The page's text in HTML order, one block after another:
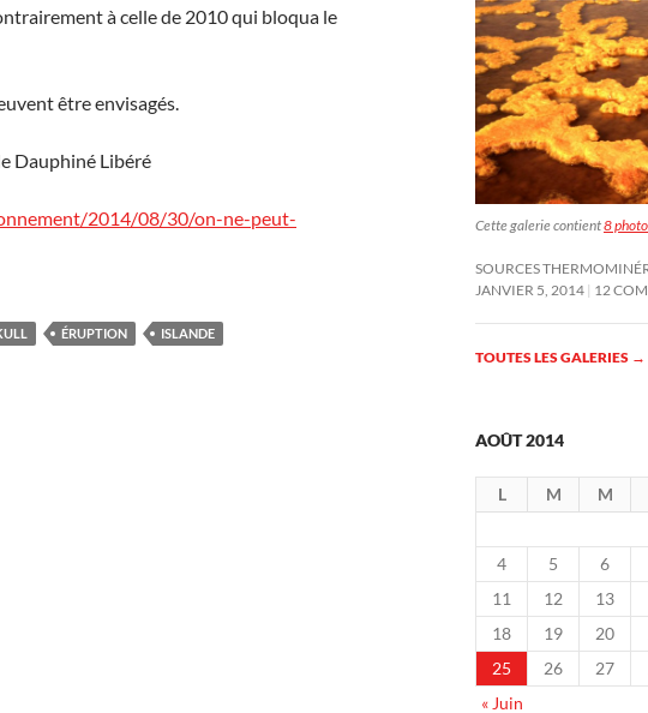
à celle de 2010 qui bloqua le
être envisagés.
Dauphiné Libéré
2014/08/30/on-ne-peut-
ÉRUPTION ISLANDE
Cette galerie contient8
SOURCES
JANVIER 5, 2014 12
TOUTES LES GALERIES →
AOÛT 2014
L M M
4
5 6
11
12 13
18
19 20
25
26 27
« Juin